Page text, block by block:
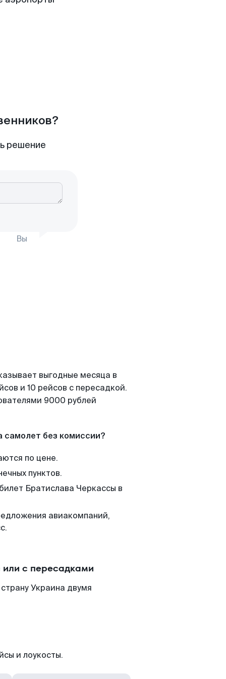
решение
Вы
выгодные месяца в
и 10 рейсов с пересадкой.
9000 рублей
самолет без комиссии?
по цене.
пунктов.
Братислава Черкассы в
авиакомпаний,
с пересадками
Украина двумя
и лоукосты.